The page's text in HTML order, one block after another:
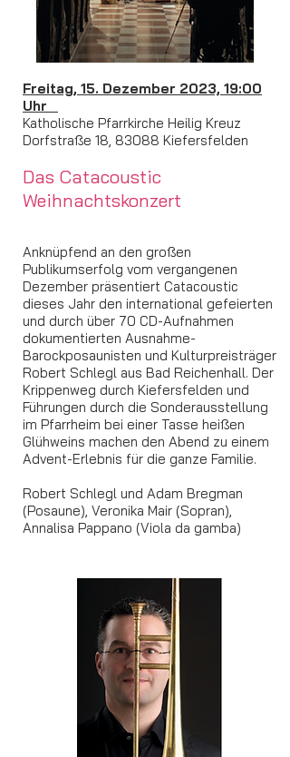
Freitag, 15. Dezember 2023, 19:00
Uhr
Katholische Pfarrkirche Heilig Kreuz
Dorfstraße 18, 83088 Kiefersfelden
Das Catacoustic
Weihnachtskonzert
Anknüpfend an den großen
Publikumserfolg vom vergangenen
Dezember präsentiert Catacoustic
dieses Jahr den international gefeierten
und durch über 70 CD-Aufnahmen
dokumentierten Ausnahme-
Barockposaunisten und Kulturpreisträger
Robert Schlegl aus Bad Reichenhall. Der
Krippenweg durch Kiefersfelden und
Führungen durch die Sonderausstellung
im Pfarrheim bei einer Tasse heißen
Glühweins machen den Abend zu einem
Advent-Erlebnis für die ganze Familie.
Robert Schlegl und Adam Bregman
(Posaune), Veronika Mair (Sopran),
Annalisa Pappano (Viola da gamba)